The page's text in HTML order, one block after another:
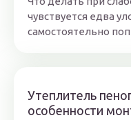
чувствуется едва
самостоятельно
Утеплитель
особенности